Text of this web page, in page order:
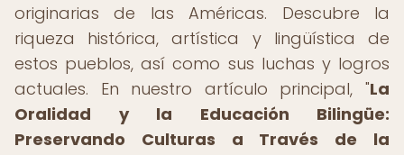
originarias de las Américas. Descubre la
riqueza histórica, artística y lingüística de
estos pueblos, así como sus luchas y logros
actuales. En nuestro artículo principal, "La
Oralidad y la Educación Bilingüe:
Preservando Culturas a Través de la